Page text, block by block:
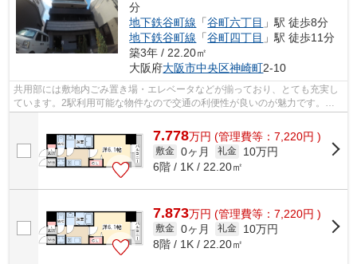
分
地下鉄谷町線 「谷町六丁目 」駅 徒歩8分
地下鉄谷町線 「谷町四丁目 」駅 徒歩11分
築3年 / 22.20㎡
大阪府大阪市中央区神崎町2-10
共用部には敷地内ごみ置き場・エレベータなどが揃っており、とても充実し
ています。2駅利用可能な物件なので交通の利便性が良いのが魅力です。こ
7.778万円 (管理費等：7,220円 )
敷金 0ヶ月 礼金
10万円
6階 / 1K / 22.20㎡
7.873万円 (管理費等：7,220円 )
敷金 0ヶ月 礼金
10万円
8階 / 1K / 22.20㎡